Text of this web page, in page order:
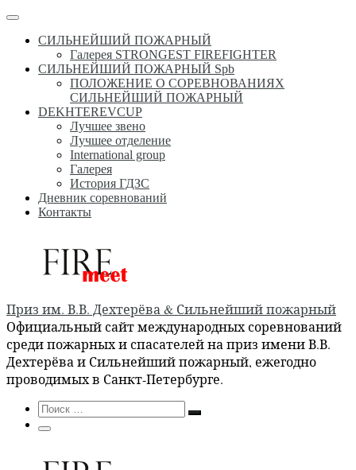
Перейти
содержимому
Меню
СИЛЬНЕЙШИЙ ПОЖАРНЫЙ
Галерея STRONGEST FIREFIGHTER
СИЛЬНЕЙШИЙ ПОЖАРНЫЙ Spb
ПОЛОЖЕНИЕ О СОРЕВНОВАНИЯХ
СИЛЬНЕЙШИЙ ПОЖАРНЫЙ
DEKHTEREVCUP
Лучшее звено
Лучшее отделение
International group
Галерея
История ГДЗС
Дневник соревнований
Контакты
Приз им. В.В. Дехтерёва & Сильнейший пожарный
Официальный сайт международных соревнований
среди пожарных и спасателей на приз имени В.В.
Дехтерёва и Сильнейший пожарный, ежегодно
проводимых в Санкт-Петербурге.
Search
Поиск
Поиск
Меню